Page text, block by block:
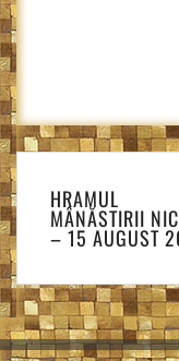
Navigare
în
articole
HRAMUL
MÂNĂSTIRII
– 15 AUGUST